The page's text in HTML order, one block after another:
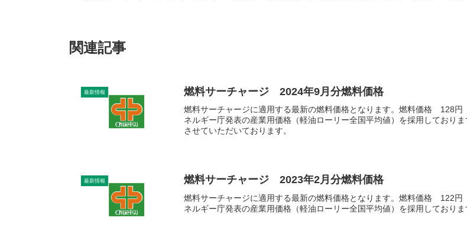
関連記事
最新情報 燃料サーチャージ 2024年9月分燃料価格
燃料サーチャージに適用する最新の燃料価格となります。燃料価格 128
ネルギー庁発表の産業用価格（軽油ローリー全国平均値）を採用しており
させていただいております。
最新情報 燃料サーチャージ 2023年2月分燃料価格
燃料サーチャージに適用する最新の燃料価格となります。燃料価格 122
ネルギー庁発表の産業用価格（軽油ローリー全国平均値）を採用しており